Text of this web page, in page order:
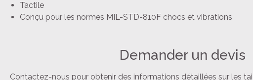
Tactile
Conçu pour les normes MIL-STD-810F chocs et vibrations
Demander un devis
Contactez-nous pour obtenir des informations détaillées sur les